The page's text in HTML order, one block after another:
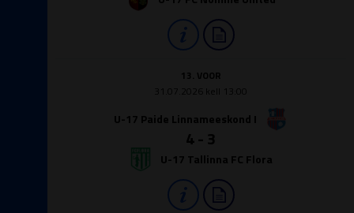
13. VOOR
31.07.2026 kell 13:00
U-17 Paide Linnameeskond I
4 - 3
U-17 Tallinna FC Flora